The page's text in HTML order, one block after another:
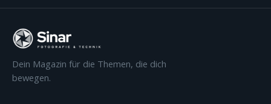
Dein Magazin für die Themen, die dich
bewegen.